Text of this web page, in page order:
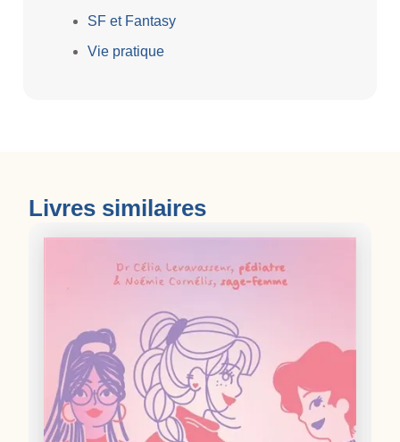
SF et Fantasy
Vie pratique
Livres similaires